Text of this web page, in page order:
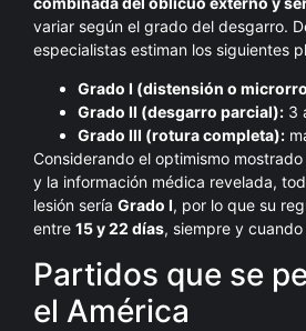
variar según el grado del desgarro.
especialistas estiman los siguientes
Grado I (distensión o
Grado II (desgarro parcial): 3
Grado III (rotura completa):
Considerando el optimismo
y la información médica revelada,
lesión sería Grado I, por lo que su
entre 15 y 22 días, siempre y
Partidos que se
el América